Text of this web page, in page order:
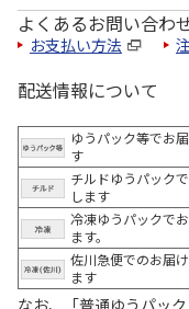
よくあるお問い合わ
お支払い方法
配送情報について
ゆうパック等でお
す
チルドゆうパック
します
冷凍ゆうパックで
ます。
佐川急便でのお届
ます
なお、「普通ゆうパッ